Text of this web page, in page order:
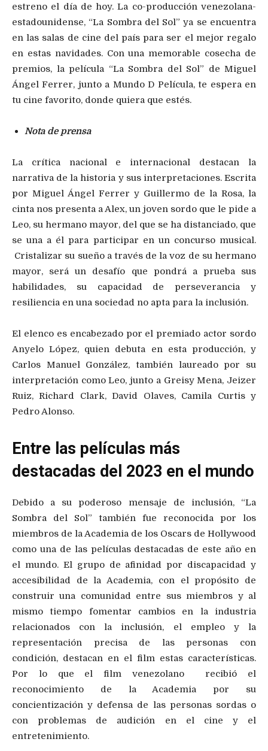
estreno el día de hoy. La co-producción venezolana-
estadounidense, “La Sombra del Sol” ya se encuentra
en las salas de cine del país para ser el mejor regalo
en estas navidades. Con una memorable cosecha de
premios, la película “La Sombra del Sol” de Miguel
Ángel Ferrer, junto a Mundo D Película, te espera en
tu cine favorito, donde quiera que estés.
Nota de prensa
La crítica nacional e internacional destacan la
narrativa de la historia y sus interpretaciones. Escrita
por Miguel Ángel Ferrer y Guillermo de la Rosa, la
cinta nos presenta a Alex, un joven sordo que le pide a
Leo, su hermano mayor, del que se ha distanciado, que
se una a él para participar en un concurso musical.
Cristalizar su sueño a través de la voz de su hermano
mayor, será un desafío que pondrá a prueba sus
habilidades, su capacidad de perseverancia y
resiliencia en una sociedad no apta para la inclusión.
El elenco es encabezado por el premiado actor sordo
Anyelo López, quien debuta en esta producción, y
Carlos Manuel González, también laureado por su
interpretación como Leo, junto a Greisy Mena, Jeizer
Ruiz, Richard Clark, David Olaves, Camila Curtis y
Pedro Alonso.
Entre las películas más
destacadas del 2023 en el mundo
Debido a su poderoso mensaje de inclusión, “La
Sombra del Sol” también fue reconocida por los
miembros de la Academia de los Oscars de Hollywood
como una de las películas destacadas de este año en
el mundo. El grupo de afinidad por discapacidad y
accesibilidad de la Academia, con el propósito de
construir una comunidad entre sus miembros y al
mismo tiempo fomentar cambios en la industria
relacionados con la inclusión, el empleo y la
representación precisa de las personas con
condición, destacan en el film estas características.
Por lo que el film venezolano recibió el
reconocimiento de la Academia por su
concientización y defensa de las personas sordas o
con problemas de audición en el cine y el
entretenimiento.